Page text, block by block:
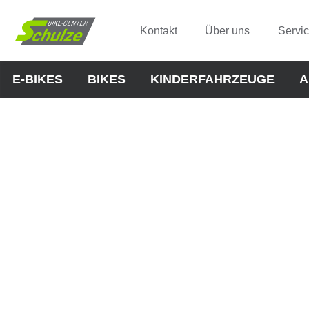
Kontakt Über uns
E-BIKES BIKES KINDERFAHRZEUGE